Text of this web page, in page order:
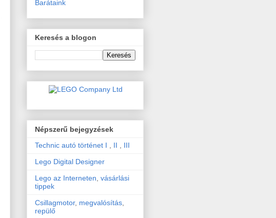
Barátaink
Keresés a blogon
Népszerű bejegyzések
Technic autó történet I
II
III
Lego Digital Designer
Lego az Interneten vásárlási
tippek
Csillagmotor, megvalósítás
repülő